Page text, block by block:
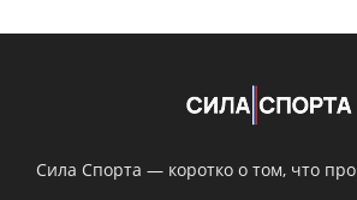
Сила Спорта — коротко о том, что